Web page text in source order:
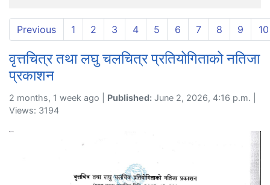
Previous 1 2 3 4 5 6 7 8 9 10
वृत्तचित्र तथा लघु चलचित्र प्रतियोगिताको नतिजा
प्रकाशन
2 months, 1 week ago | Published: June 2, 2026, 4:16 p.m. |
Views: 3194